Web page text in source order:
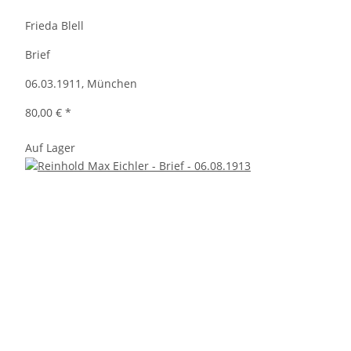
Frieda Blell
Brief
06.03.1911, München
80,00 € *
Auf Lager